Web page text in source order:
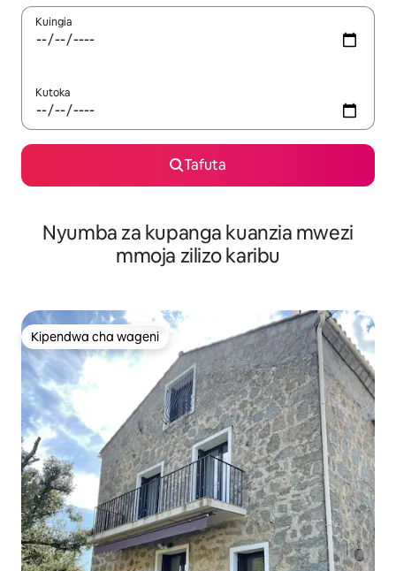
Kuingia
Kutoka
Tafuta
Nyumba za kupanga kuanzia mwezi
mmoja zilizo karibu
Kipendwa cha wageni
Kipendwa cha wageni